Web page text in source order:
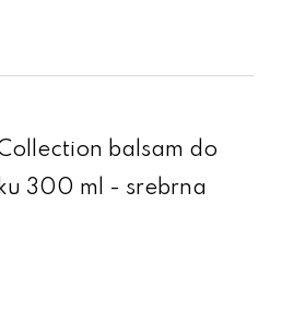
balsam do
300 ml - srebrna